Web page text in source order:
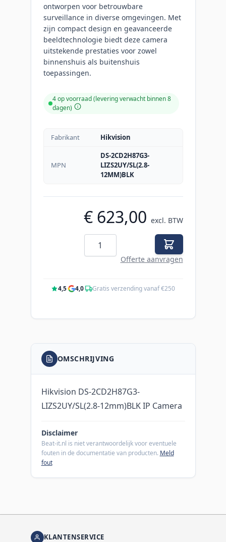
ontworpen voor betrouwbare
surveillance in diverse omgevingen. Met
zijn compact design en geavanceerde
beeldtechnologie biedt deze camera
uitstekende prestaties voor zowel
binnenshuis als buitenshuis
toepassingen.
4 op voorraad (levering verwacht binnen 8
dagen)
Fabrikant Hikvision
MPN
DS-2CD2H87G3-
LIZS2UY/SL(2.8-
12MM)BLK
€ 623,00 excl. BTW
Aantal
Offerte aanvragen
4,5· 4,0· Gratis verzending vanaf €250
OMSCHRIJVING
Hikvision DS-2CD2H87G3-
LIZS2UY/SL(2.8-12mm)BLK IP Camera
Disclaimer
Beat-it.nl is niet verantwoordelijk voor eventuele
fouten in de documentatie van producten. Meld
fout
KLANTENSERVICE